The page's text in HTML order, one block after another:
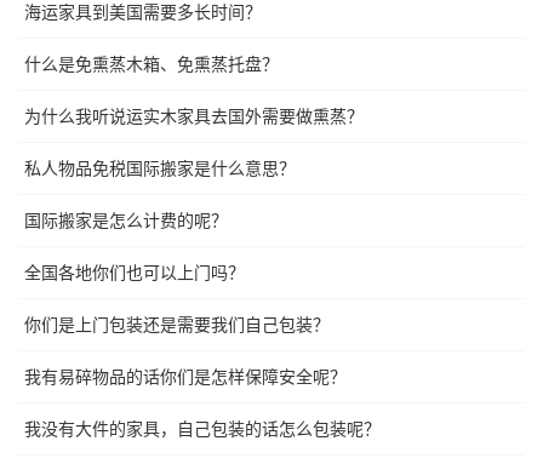
海运家具到美国需要多长时间？
什么是免熏蒸木箱、免熏蒸托盘？
为什么我听说运实木家具去国外需要做熏蒸？
私人物品免税国际搬家是什么意思？
国际搬家是怎么计费的呢？
全国各地你们也可以上门吗？
你们是上门包装还是需要我们自己包装？
我有易碎物品的话你们是怎样保障安全呢？
我没有大件的家具，自己包装的话怎么包装呢？